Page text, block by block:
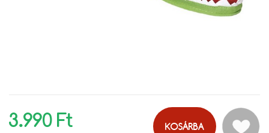
3.990 Ft KOSÁRBA